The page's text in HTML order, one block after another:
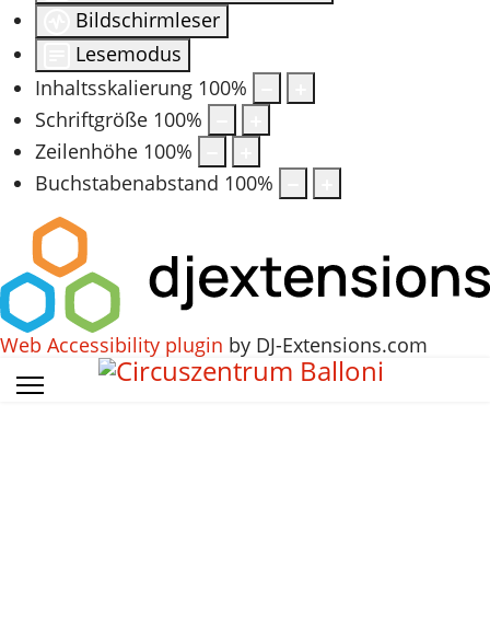
Bildschirmleser
Lesemodus
Inhaltsskalierung 100%
Schriftgröße 100%
Zeilenhöhe 100%
Buchstabenabstand 100%
Web Accessibility plugin by DJ-Extensions.com
Vorheriges
Jahr
Vorheriger
Monat
Nächstes
Jahr
Nächstes